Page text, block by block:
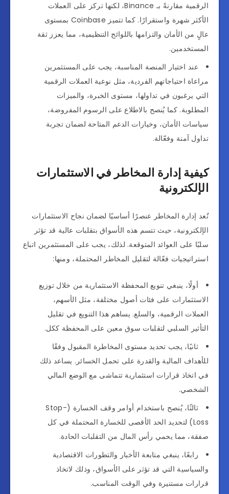
الرقمية مقارنةً بـ Binance، لكنها تركز على العملات
الأكثر شهرة واستقرارًا. كما تتميز Coinbase بمستوى
عالٍ من الأمان والتزامها باللوائح التنظيمية، مما يعزز ثقة
المستخدمين.
عند اختيار المنصة المناسبة، يجب على المستثمرين
مراعاة احتياجاتهم الفردية، مثل نوعية العملات الرقمية
التي يرغبون في تداولها، مستوى الخبرة، والميزات
المطلوبة. كما يُنصح بالاطلاع على الرسوم المفروضة،
سياسات الأمان، وخيارات الدعم المتاحة لضمان تجربة
تداول آمنة وفعّالة.
كيفية إدارة المخاطر في الاستثمارات
الإلكترونية
تُعد إدارة المخاطر عنصرًا أساسيًا لضمان نجاح الاستثمارات
الإلكترونية، حيث تتسم هذه الأسواق بتقلبات عالية قد تؤثر
سلبًا على العوائد المتوقعة. لذلك، يجب على المستثمرين اتباع
استراتيجيات فعّالة لتقليل المخاطر المحتملة، ومنها:
أولًا، ينبغي تنويع المحفظة الاستثمارية من خلال توزيع
الاستثمارات على فئات أصول مختلفة، مثل الأسهم،
العملات الرقمية، والسلع. يساهم هذا التنويع في تقليل
التأثير السلبي لتقلبات سوق معين على المحفظة ككل.
ثانيًا، يجب تحديد مستوى المخاطرة المقبول وفقًا
للأهداف المالية والقدرة على تحمل الخسائر. يساعد ذلك
في اتخاذ قرارات استثمارية تتماشى مع الوضع المالي
الشخصي.
ثالثًا، يُنصح باستخدام أوامر وقف الخسارة (Stop-
Loss) لتحديد الحد الأقصى للخسارة المحتملة في كل
صفقة، مما يحمي رأس المال من التقلبات الحادة.
رابعًا، ينبغي متابعة الأخبار والتطورات الاقتصادية
والسياسية التي قد تؤثر على الأسواق، وذلك لاتخاذ
قرارات مستنيرة وفي الوقت المناسب.